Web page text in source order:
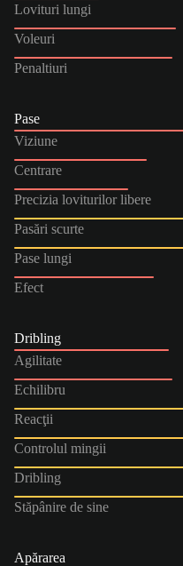
Lovituri lungi
Voleuri
Penaltiuri
Pase
Viziune
Centrare
Precizia loviturilor libere
Pasări scurte
Pase lungi
Efect
Dribling
Agilitate
Echilibru
Reacţii
Controlul mingii
Dribling
Stăpânire de sine
Apărarea